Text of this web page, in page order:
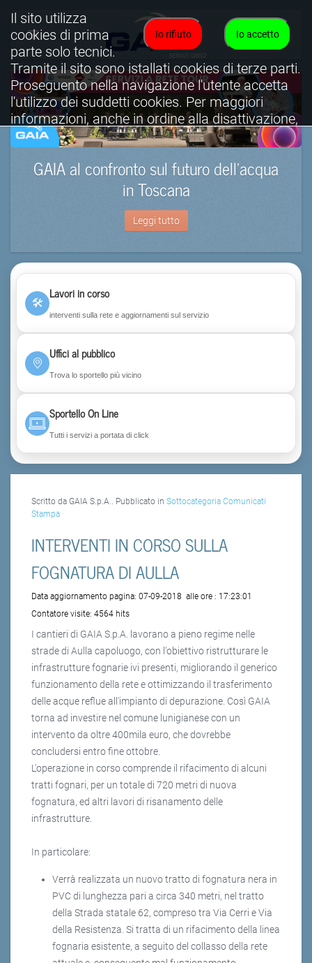
GAIA al confronto sul futuro dell’acqua
in Toscana
Leggi tutto
🛠
Lavori in corso
interventi sulla rete e aggiornamenti sul servizio
Uffici al pubblico
Trova lo sportello più vicino
Sportello On Line
Tutti i servizi a portata di click
Scritto da GAIA S.p.A.. Pubblicato in Sottocategoria Comunicati
Stampa
INTERVENTI IN CORSO SULLA
FOGNATURA DI AULLA
Data aggiornamento pagina: 07-09-2018 alle ore : 17:23:01
Contatore visite: 4564 hits
I cantieri di GAIA S.p.A. lavorano a pieno regime nelle
strade di Aulla capoluogo, con l'obiettivo ristrutturare le
infrastrutture fognarie ivi presenti, migliorando il generico
funzionamento della rete e ottimizzando il trasferimento
delle acque reflue all'impianto di depurazione. Così GAIA
torna ad investire nel comune lunigianese con un
intervento da oltre 400mila euro, che dovrebbe
concludersi entro fine ottobre.
L'operazione in corso comprende il rifacimento di alcuni
tratti fognari, per un totale di 720 metri di nuova
fognatura, ed altri lavori di risanamento delle
infrastrutture.
In particolare:
Verrà realizzata un nuovo tratto di fognatura nera in
PVC di lunghezza pari a circa 340 metri, nel tratto
della Strada statale 62, compreso tra Via Cerri e Via
della Resistenza. Si tratta di un rifacimento della linea
fognaria esistente, a seguito del collasso della rete
Io accetto
Io rifiuto
Il sito utilizza
cookies di prima
parte solo tecnici.
Tramite il sito sono istallati cookies di terze parti.
Proseguento nella navigazione l'utente accetta
l'utilizzo dei suddetti cookies. Per maggiori
informazioni, anche in ordine alla disattivazione,
è possibile consultare l'informativa cookies
completa.
Visualizza informativa completa.